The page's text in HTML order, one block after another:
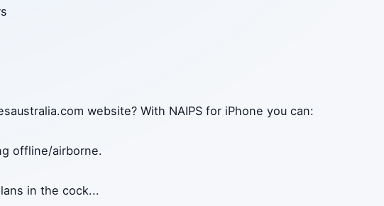
website? With NAIPS for iPhone you can:
offline/airborne.
in the cock...